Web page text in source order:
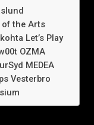
the Arts
Let’s Play
OZMA
MEDEA
Vesterbro